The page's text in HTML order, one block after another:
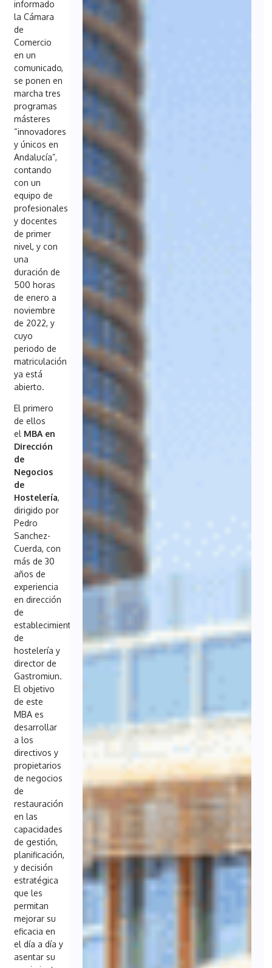
informado
la Cámara
de
Comercio
en un
comunicado,
se ponen en
marcha tres
programas
másteres
“innovadores
y únicos en
Andalucía”,
contando
con un
equipo de
profesionales
y docentes
de primer
nivel, y con
una
duración de
500 horas
de enero a
noviembre
de 2022, y
cuyo
periodo de
matriculación
ya está
abierto.
El primero
de ellos
el MBA en
Dirección
de
Negocios
de
Hostelería,
dirigido por
Pedro
Sanchez-
Cuerda, con
más de 30
años de
experiencia
en dirección
de
establecimientos
de
hostelería y
director de
Gastromiun.
El objetivo
de este
MBA es
desarrollar
a los
directivos y
propietarios
de negocios
de
restauración
en las
capacidades
de gestión,
planificación,
y decisión
estratégica
que les
permitan
mejorar su
eficacia en
el día a día y
asentar su